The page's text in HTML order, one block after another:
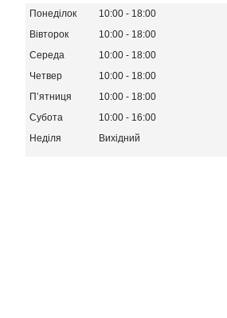
Понеділок 10:00
18:00
Вівторок
10:00
18:00
Середа
10:00
18:00
Четвер
10:00
18:00
Пʼятниця
10:00
18:00
Субота
10:00
16:00
Неділя
Вихідний